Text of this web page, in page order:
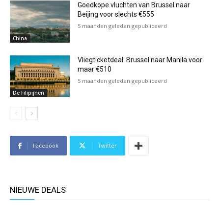
China
Goedkope vluchten van Brussel naar
Beijing voor slechts €555
5 maanden geleden gepubliceerd
De Filipijnen
Vliegticketdeal: Brussel naar Manila voor
maar €510
5 maanden geleden gepubliceerd
Facebook Twitter
NIEUWE DEALS